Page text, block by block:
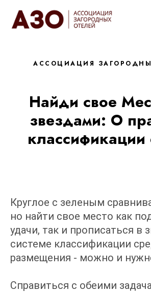
АССОЦИАЦИЯ
Найди свое
звездами: О
классификации
Круглое с зеленым
но найти свое место как
удачи, так и прописаться в
системе классификации
размещения - можно и
Справиться с обеими